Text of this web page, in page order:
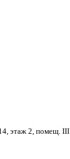
этаж 2, помещ. III